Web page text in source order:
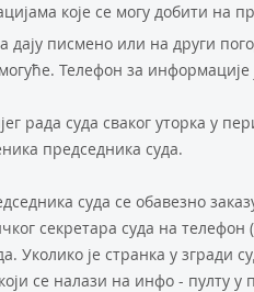
које се могу добити на
писмено или на други
Телефон за информације
рада суда сваког уторка у
председника суда.
суда се обавезно
секретара суда на
Уколико је странка у згради
се налази на инфо - пулту у